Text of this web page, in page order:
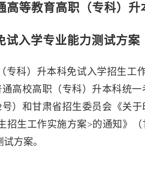
高等教育高职（专科）升
试入学专业能力测试方案
专科）升本科免试入学招生工
通高校高职（专科）升本科统
号）和甘肃省招生委员会《关于
招生工作实施方案>的通知 》（
方案。